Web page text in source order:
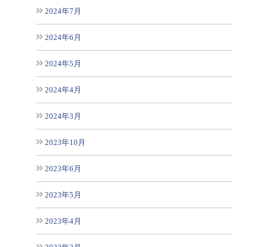
2024年7月
2024年6月
2024年5月
2024年4月
2024年3月
2023年10月
2023年6月
2023年5月
2023年4月